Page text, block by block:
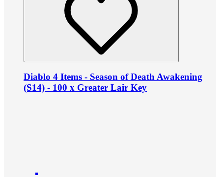
Diablo 4 Items - Season of Death Awakening
(S14) - 100 x Greater Lair Key